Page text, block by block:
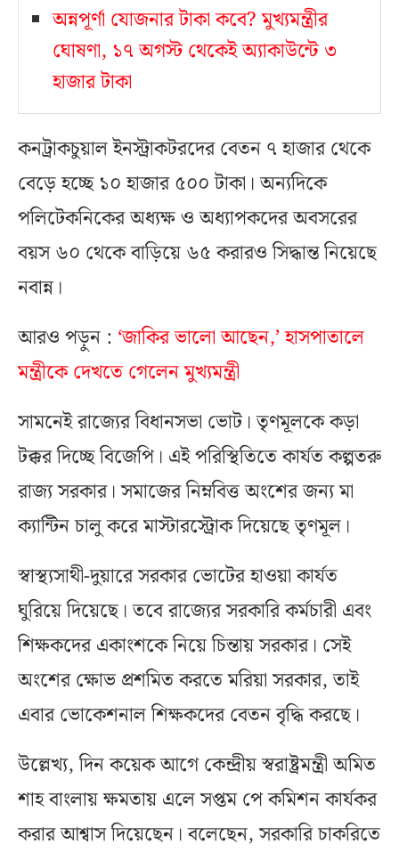
অন্নপূর্ণা যোজনার টাকা কবে? মুখ্যমন্ত্রীর
ঘোষণা, ১৭ অগস্ট থেকেই অ্যাকাউন্টে ৩
হাজার টাকা
কনট্রাকচুয়াল ইনস্ট্রাকটরদের বেতন ৭ হাজার থেকে
বেড়ে হচ্ছে ১০ হাজার ৫০০ টাকা। অন্যদিকে
পলিটেকনিকের অধ্যক্ষ ও অধ্যাপকদের অবসরের
বয়স ৬০ থেকে বাড়িয়ে ৬৫ করারও সিদ্ধান্ত নিয়েছে
নবান্ন।
আরও পড়ুন : ‘জাকির ভালো আছেন,’ হাসপাতালে
মন্ত্রীকে দেখতে গেলেন মুখ্যমন্ত্রী
সামনেই রাজ্যের বিধানসভা ভোট। তৃণমূলকে কড়া
টক্কর দিচ্ছে বিজেপি। এই পরিস্থিতিতে কার্যত কল্পতরু
রাজ্য সরকার। সমাজের নিম্নবিত্ত অংশের জন্য মা
ক্যান্টিন চালু করে মাস্টারস্ট্রোক দিয়েছে তৃণমূল।
স্বাস্থ্যসাথী-দুয়ারে সরকার ভোটের হাওয়া কার্যত
ঘুরিয়ে দিয়েছে। তবে রাজ্যের সরকারি কর্মচারী এবং
শিক্ষকদের একাংশকে নিয়ে চিন্তায় সরকার। সেই
অংশের ক্ষোভ প্রশমিত করতে মরিয়া সরকার, তাই
এবার ভোকেশনাল শিক্ষকদের বেতন বৃদ্ধি করছে।
উল্লেখ্য, দিন কয়েক আগে কেন্দ্রীয় স্বরাষ্ট্রমন্ত্রী অমিত
শাহ বাংলায় ক্ষমতায় এলে সপ্তম পে কমিশন কার্যকর
করার আশ্বাস দিয়েছেন। বলেছেন, সরকারি চাকরিতে